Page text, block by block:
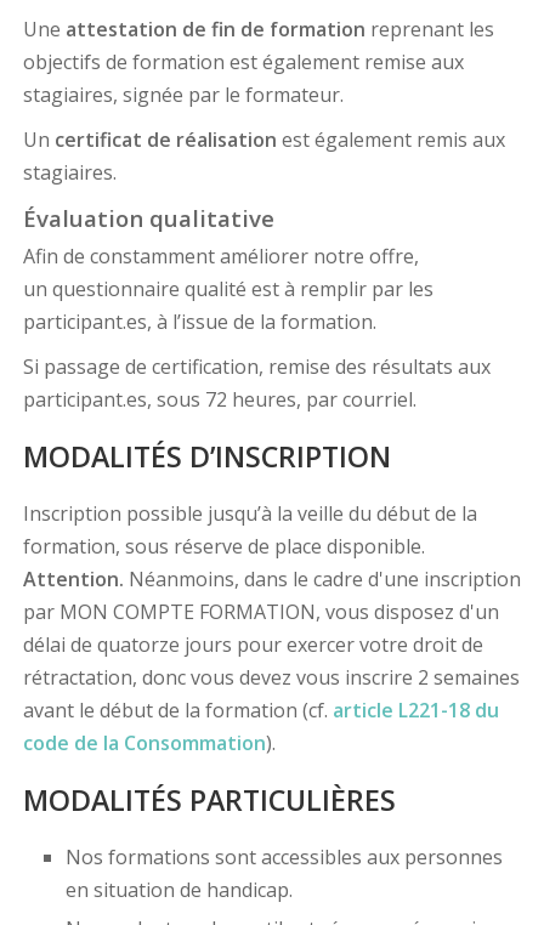
Une attestation de fin de formation reprenant les
objectifs de formation est également remise aux
stagiaires, signée par le formateur.
Un certificat de réalisation est également remis aux
stagiaires.
Évaluation qualitative
Afin de constamment améliorer notre offre,
un questionnaire qualité est à remplir par les
participant.es, à l’issue de la formation.
Si passage de certification, remise des résultats aux
participant.es, sous 72 heures, par courriel.
MODALITÉS D’INSCRIPTION
Inscription possible jusqu’à la veille du début de la
formation, sous réserve de place disponible.
Attention. Néanmoins, dans le cadre d'une inscription
par MON COMPTE FORMATION, vous disposez d'un
délai de quatorze jours pour exercer votre droit de
rétractation, donc vous devez vous inscrire 2 semaines
avant le début de la formation (cf. article L221-18 du
code de la Consommation).
MODALITÉS PARTICULIÈRES
Nos formations sont accessibles aux personnes
en situation de handicap.